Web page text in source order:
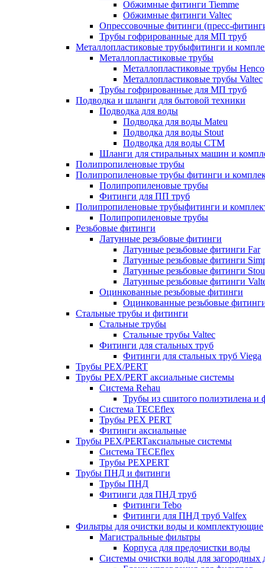
Обжимные фитинги Tiemme
Обжимные фитинги Valtec
Опрессовочные фитинги (пресс-
Трубы гофрированные для МП труб
Металлопластиковые трубыфитинги и
Металлопластиковые трубы
Металлопластиковые трубы Henco
Металлопластиковые трубы Valtec
Трубы гофрированные для МП труб
Подводка и шланги для бытовой техники
Подводка для воды
Подводка для воды Mateu
Подводка для воды Stout
Подводка для воды СТМ
Шланги для стиральных машин и
Полипропиленовые трубы
Полипропиленовые трубы фитинги и
Полипропиленовые трубы
Фитинги для ПП труб
Полипропиленовые трубыфитинги и
Полипропиленовые трубы
Резьбовые фитинги
Латунные резьбовые фитинги
Латунные резьбовые фитинги Far
Латунные резьбовые фитинги
Латунные резьбовые фитинги
Латунные резьбовые фитинги
Оцинкованные резьбовые фитинги
Оцинкованные резьбовые
Стальные трубы и фитинги
Стальные трубы
Стальные трубы Valtec
Фитинги для стальных труб
Фитинги для стальных труб Viega
Трубы PEX/PERT
Трубы PEX/PERT аксиальные системы
Система Rehau
Трубы из сшитого полиэтилена и
Система TECEflex
Трубы PEX PERT
Фитинги аксиальные
Трубы PEX/PERTаксиальные системы
Система TECEflex
Трубы PEXPERT
Трубы ПНД и фитинги
Трубы ПНД
Фитинги для ПНД труб
Фитинги Tebo
Фитинги для ПНД труб Valfex
Фильтры для очистки воды и комплектующие
Магистральные фильтры
Корпуса для предочистки воды
Системы очистки воды для загородных